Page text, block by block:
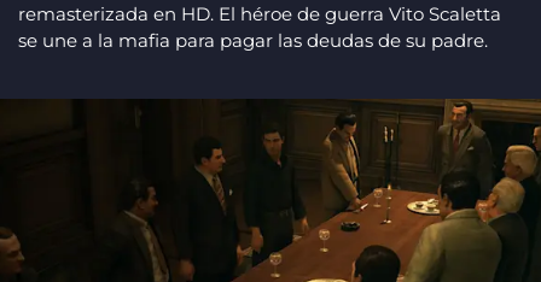
remasterizada en HD. El héroe de guerra Vito Scaletta
se une a la mafia para pagar las deudas de su padre.